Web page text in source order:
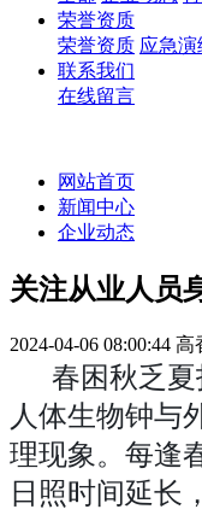
荣誉资质
荣誉资质 应急演
联系我们
在线留言
网站首页
新闻中心
企业动态
关注从业人员
2024-04-06 08:00:44 高
春困秋乏夏
人体生物钟与
理现象。每逢
日照时间延长